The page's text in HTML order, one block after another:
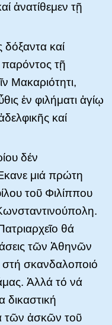
ἀνατίθεμεν τῇ
καί
παρόντος τῇ
Μακαριότητι,
ἐν φιλήματι ἁγίῳ
καί
δέν
μιά πρώτη
τοῦ Φιλίππου
θά
τῶν Ἀθηνῶν
στή σκανδαλοποιό
Ἀλλά τό νά
δικαστική
τῶν ἀσκῶν τοῦ